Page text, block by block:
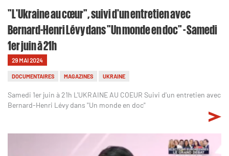
"L'Ukraine au cœur", suivi d'un entretien avec
Bernard-Henri Lévy dans "Un monde en doc" - Samedi
1er juin à 21h
29 MAI 2024
DOCUMENTAIRES MAGAZINES UKRAINE
Samedi 1er juin à 21h L'UKRAINE AU COEUR Suivi d'un entretien avec
Bernard-Henri Lévy dans "Un monde en doc"